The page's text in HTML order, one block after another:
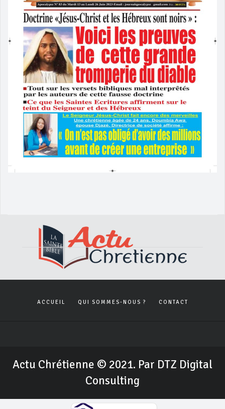
ACCUEIL QUI SOMMES-NOUS ? CONTACT
Actu Chrétienne © 2021. Par DTZ Digital
Consulting